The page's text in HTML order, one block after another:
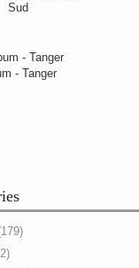
Sud
- Tanger